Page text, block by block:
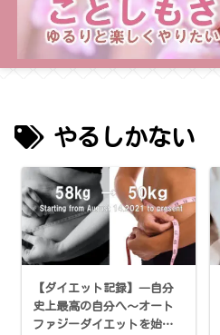
やるしかない
【ダイエット記録】―自分
史上最高の自分へ～オート
ファジーダイエットを始め